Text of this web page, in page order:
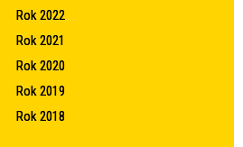
Rok 2022
Rok 2021
Rok 2020
Rok 2019
Rok 2018